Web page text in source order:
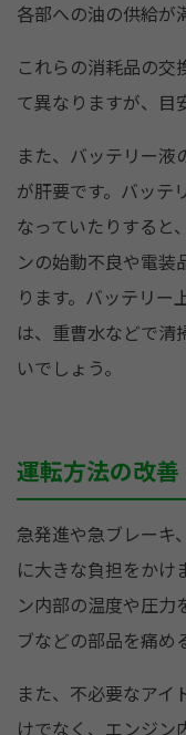
各部への油の供給が
これらの消耗品の交
て異なりますが、目
また、バッテリー液
が肝要です。バッテ
なっていたりすると
ンの始動不良や電装
ります。バッテリ
は、重曹水などで清
いでしょう。
運転方法の改善
急発進や急ブレーキ
に大きな負担をかけ
ン内部の温度や圧力
ブなどの部品を痛め
また、不必要なアイ
けでなく、エンジン